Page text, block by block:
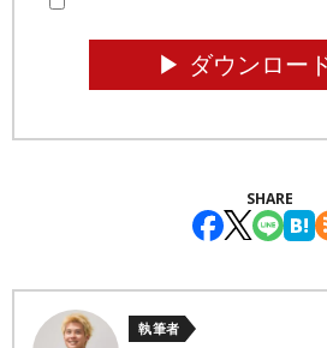
▶︎ ダウンロー
SHARE
執筆者